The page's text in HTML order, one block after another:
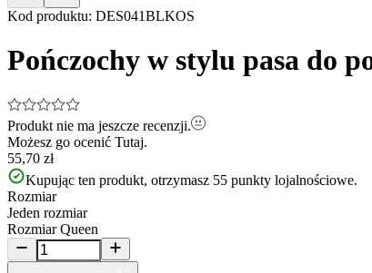
Item
of
Kod produktu: DES041BLKOS
Pończochy w stylu pasa do
Produkt nie ma jeszcze recenzji.
Możesz go ocenić Tutaj.
55,70 zł
Kupując ten produkt, otrzymasz 55 punkty lojalnościowe.
Rozmiar
Jeden rozmiar
Rozmiar Queen